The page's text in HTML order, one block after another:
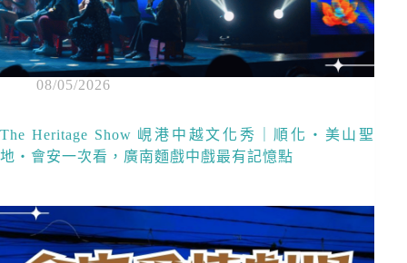
08/05/2026
The Heritage Show 峴港中越文化秀｜順化・美山聖
地・會安一次看，廣南麵戲中戲最有記憶點